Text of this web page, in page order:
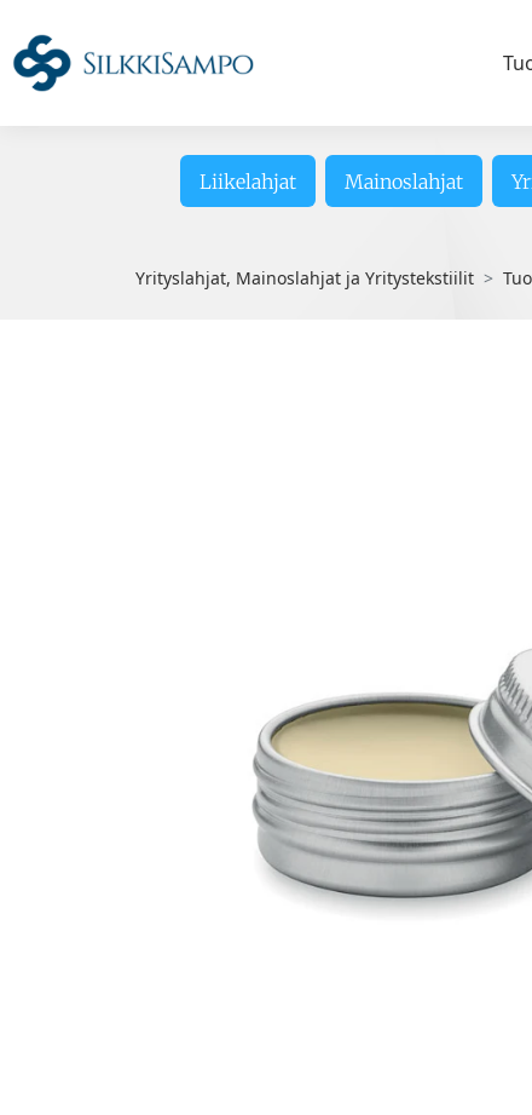
Liikelahjat Mainoslahjat
Yrityslahjat, Mainoslahjat ja Yritystekstiilit